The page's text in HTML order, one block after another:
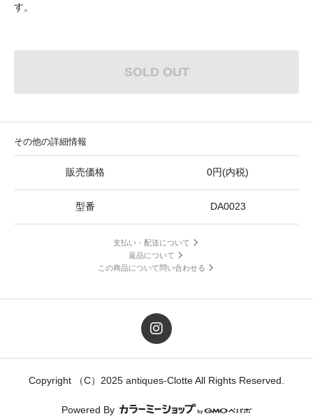
す。
SOLD OUT
その他の詳細情報
販売価格 0円(内税)
型番 DA0023
支払い・配送について
返品について
この商品について問い合わせる
Copyright （C）2025 antiques-Clotte All Rights Reserved.
Powered By